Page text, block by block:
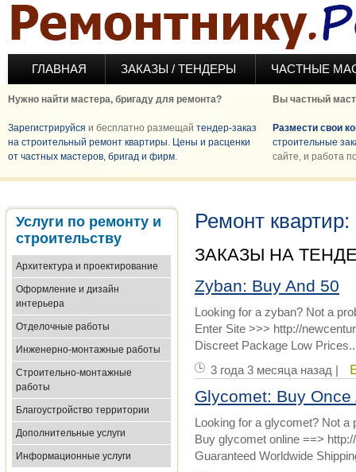
Перейти к основному содержанию
ГЛАВНАЯ ЗАКАЗЫ / ТЕНДЕРЫ ЧАСТНЫЕ
Нужно найти мастера, бригаду для ремонта?
Зарегистрируйся и бесплатно размещай тендер-заказ
на строительный ремонт квартиры. Цены и расценки
от частных мастеров, бригад и фирм.
Вы частный
Размести свои
строительные
сайте, и работа
Услуги по ремонту и
строительству
Архитектура и проектирование
Оформление и дизайн
интерьера
Отделочные работы
Инженерно-монтажные работы
Строительно-монтажные
работы
Благоустройство территории
Дополнительные услуги
Информационные услуги
Ремонт
ЗАКАЗЫ НА
Zyban: Buy And 50
Looking for a zyban? Not a
Enter Site >>> http://
Discreet Package Low
3 года 3 месяца назад |
Glycomet: Buy Once
Looking for a glycomet? Not a
Buy glycomet online ==>
Guaranteed Worldwide